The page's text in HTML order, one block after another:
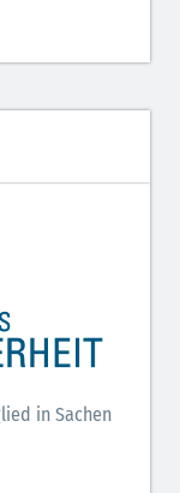
in Sachen